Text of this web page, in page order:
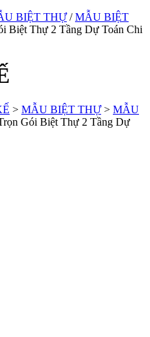
BIỆT THỰ/MẪU BIỆT
Biệt Thự 2 Tầng Dự Toán Chi
> MẪU BIỆT THỰ> MẪU
Gói Biệt Thự 2 Tầng Dự